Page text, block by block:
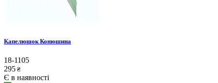
Капелюшок Конюшина
18-1105
295 ₴
Є в наявності